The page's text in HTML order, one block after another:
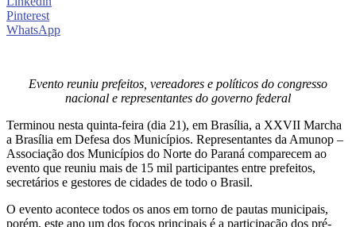
Pinterest
WhatsApp
Evento reuniu prefeitos, vereadores e políticos do congresso
nacional e representantes do governo federal
Terminou nesta quinta-feira (dia 21), em Brasília, a XXVII Marcha
a Brasília em Defesa dos Municípios. Representantes da Amunop –
Associação dos Municípios do Norte do Paraná comparecem ao
evento que reuniu mais de 15 mil participantes entre prefeitos,
secretários e gestores de cidades de todo o Brasil.
O evento acontece todos os anos em torno de pautas municipais,
porém, este ano um dos focos principais é a participação dos pré-